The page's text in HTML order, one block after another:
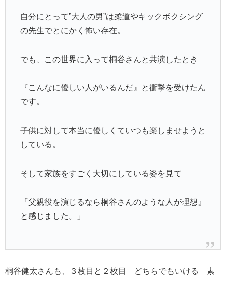
自分にとって”大人の男”は柔道やキックボクシング
の先生でとにかく怖い存在。
でも、この世界に入って桐谷さんと共演したとき
『こんなに優しい人がいるんだ』と衝撃を受けたん
です。
子供に対して本当に優しくていつも楽しませようと
している。
そして家族をすごく大切にしている姿を見て
『父親役を演じるなら桐谷さんのような人が理想』
と感じました。」
桐谷健太さんも、３枚目と２枚目 どちらでもいける 素